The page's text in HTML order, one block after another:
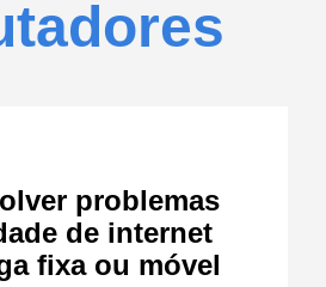
problemas
de internet
fixa ou móvel